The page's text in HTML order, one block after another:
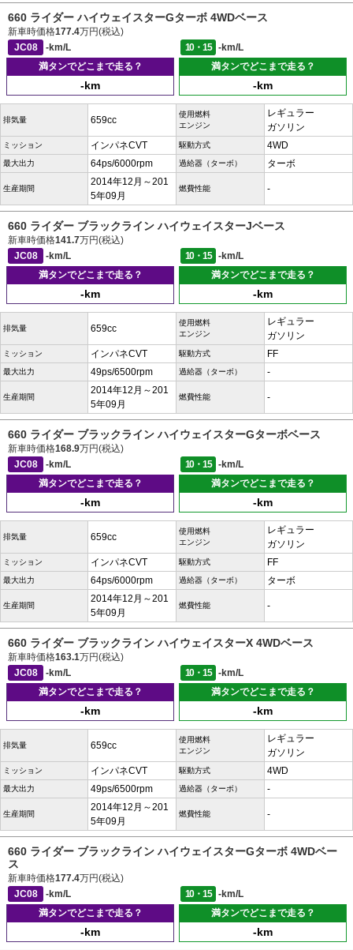
660 ライダー ハイウェイスターGターボ 4WDベース
新車時価格177.4万円(税込)
JC08
-km/L 10・15
-km/L
満タンでどこまで走る？
-km
満タンでどこまで走る？
-km
排気量 659cc
使用燃料
エンジン
レギュラー
ガソリン
ミッション インパネCVT 駆動方式 4WD
最大出力 64ps/6000rpm 過給器（ターボ） ターボ
生産期間
2014年12月～201
5年09月
燃費性能 -
660 ライダー ブラックライン ハイウェイスターJベース
新車時価格141.7万円(税込)
JC08
-km/L 10・15
-km/L
満タンでどこまで走る？
-km
満タンでどこまで走る？
-km
排気量 659cc
使用燃料
エンジン
レギュラー
ガソリン
ミッション インパネCVT 駆動方式 FF
最大出力 49ps/6500rpm 過給器（ターボ） -
生産期間
2014年12月～201
5年09月
燃費性能 -
660 ライダー ブラックライン ハイウェイスターGターボベース
新車時価格168.9万円(税込)
JC08
-km/L 10・15
-km/L
満タンでどこまで走る？
-km
満タンでどこまで走る？
-km
排気量 659cc
使用燃料
エンジン
レギュラー
ガソリン
ミッション インパネCVT 駆動方式 FF
最大出力 64ps/6000rpm 過給器（ターボ） ターボ
生産期間
2014年12月～201
5年09月
燃費性能 -
660 ライダー ブラックライン ハイウェイスターX 4WDベース
新車時価格163.1万円(税込)
JC08
-km/L 10・15
-km/L
満タンでどこまで走る？
-km
満タンでどこまで走る？
-km
排気量 659cc
使用燃料
エンジン
レギュラー
ガソリン
ミッション インパネCVT 駆動方式 4WD
最大出力 49ps/6500rpm 過給器（ターボ） -
生産期間
2014年12月～201
5年09月
燃費性能 -
660 ライダー ブラックライン ハイウェイスターGターボ 4WDベー
ス
新車時価格177.4万円(税込)
JC08
-km/L 10・15
-km/L
満タンでどこまで走る？
-km
満タンでどこまで走る？
-km